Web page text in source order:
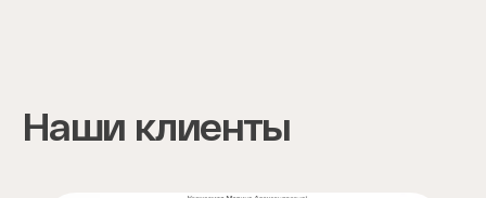
Наши клиенты